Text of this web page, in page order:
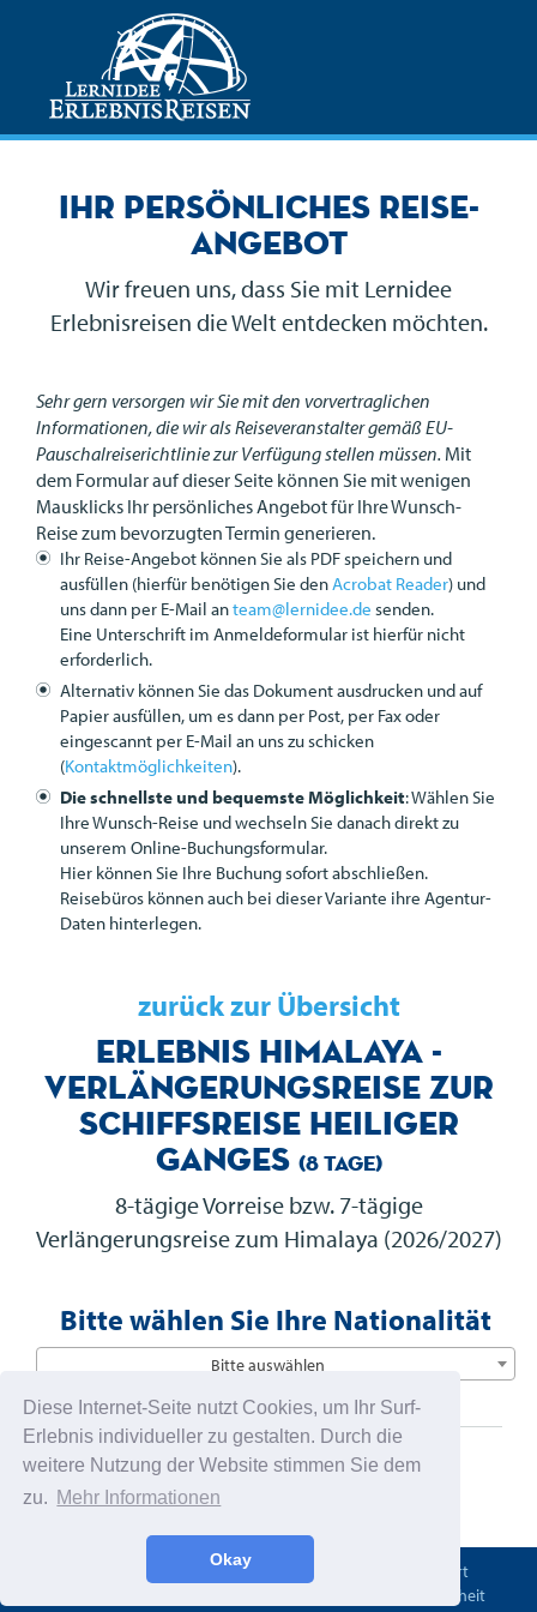
Diese Internet-Seite nutzt Cookies, um Ihr Surf-
Erlebnis individueller zu gestalten. Durch die
weitere Nutzung der Website stimmen Sie dem
zu. Mehr Informationen
Okay
Ihr persönliches Reise-
Angebot
Wir freuen uns, dass Sie mit Lernidee
Erlebnisreisen die Welt entdecken möchten.
Sehr gern versorgen wir Sie mit den vorvertraglichen
Informationen, die wir als Reiseveranstalter gemäß EU-
Pauschalreiserichtlinie zur Verfügung stellen müssen. Mit
dem Formular auf dieser Seite können Sie mit wenigen
Mausklicks Ihr persönliches Angebot für Ihre Wunsch-
Reise zum bevorzugten Termin generieren.
Ihr Reise-Angebot können Sie als PDFspeichern und
ausfüllen (hierfür benötigen Sie denAcrobat Reader) und
uns dann per E-Mail anteam@lernidee.de senden.
Eine Unterschrift im Anmeldeformular ist hierfür nicht
erforderlich.
Alternativ können Sie das Dokument ausdrucken und auf
Papier ausfüllen, um es dann per Post, per Fax oder
eingescannt per E-Mail an uns zu schicken
(Kontaktmöglichkeiten).
Die schnellste und bequemste Möglichkeit: Wählen Sie
Ihre Wunsch-Reise und wechseln Sie danach direkt zu
unserem Online-Buchungsformular.
Hier können Sie Ihre Buchung sofort abschließen.
Reisebüros können auch bei dieser Variante ihre Agentur-
Daten hinterlegen.
zurück zur Übersicht
Erlebnis Himalaya -
Verlängerungsreise zur
Schiffsreise Heiliger
Ganges (8 Tage)
8-tägige Vorreise bzw. 7-tägige
Verlängerungsreise zum Himalaya (2026/2027)
Bitte wählen Sie Ihre Nationalität
Bitte auswählen
Über Lernidee
Kontakt und Anfahrt
Barrierefreiheit